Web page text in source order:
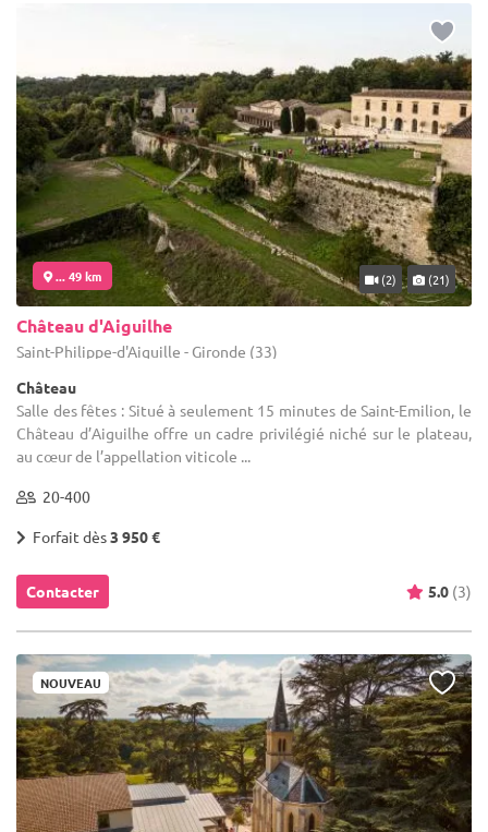
... 49 km (2) (21)
Château d'Aiguilhe
Saint-Philippe-d'Aiguille - Gironde (33)
Château
Salle des fêtes : Situé à seulement 15 minutes de Saint-Emilion, le
Château d’Aiguilhe offre un cadre privilégié niché sur le plateau,
au cœur de l’appellation viticole ...
20-400
Forfait dès3 950 €
Contacter 5.0 (3)
NOUVEAU